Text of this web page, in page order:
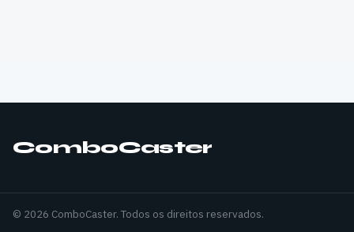
ComboCaster
© 2026 ComboCaster. Todos os direitos reservados.